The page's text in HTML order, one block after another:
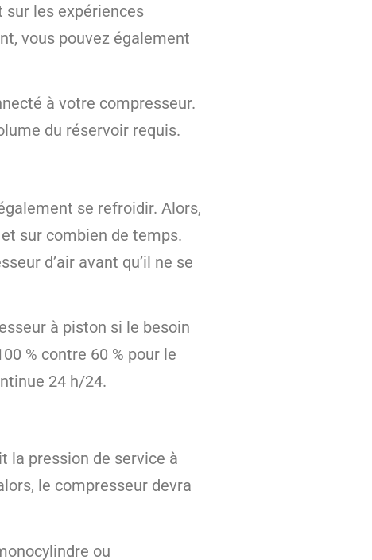
sur les expériences
vous pouvez également
à votre compresseur.
du réservoir requis.
se refroidir. Alors,
sur combien de temps.
d’air avant qu’il ne se
à piston si le besoin
% contre 60 % pour le
24 h/24.
la pression de service à
le compresseur devra
ou